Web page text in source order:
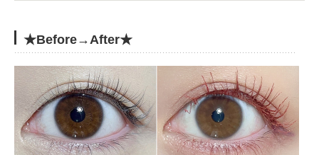
★Before→After★